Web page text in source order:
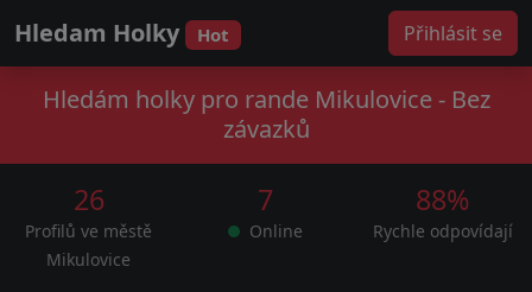
Hledam Holky Hot Přihlásit se
Hledám holky pro rande Mikulovice - Bez
závazků
26
Profilů ve městě
Mikulovice
7
Online
88%
Rychle odpovídají